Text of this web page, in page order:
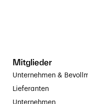
Mitglieder
Unternehmen &
Lieferanten